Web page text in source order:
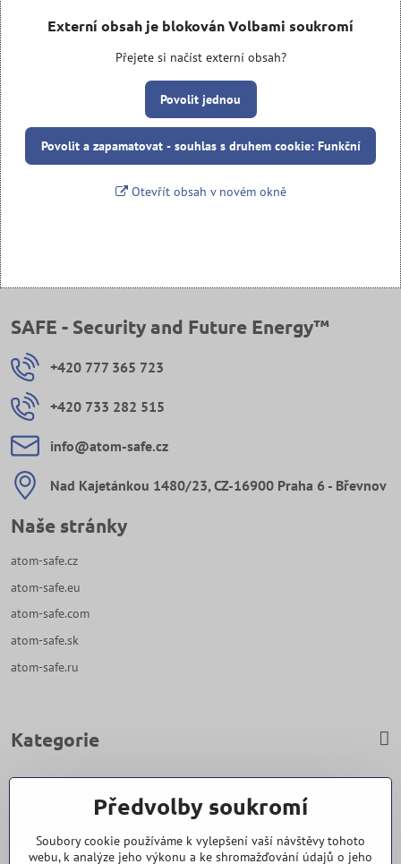
Externí obsah je blokován Volbami soukromí
Přejete si načíst externí obsah?
Povolit jednou
Povolit a zapamatovat - souhlas s druhem cookie: Funkční
Otevřít obsah v novém okně
SAFE - Security and Future Energy™
+420 777 365 723
+420 733 282 515
info​@atom-safe​.cz
Nad Kajetánkou 1480/23, CZ-16900 Praha 6 - Břevnov
Naše stránky
atom-safe.cz
atom-safe.eu
atom-safe.com
atom-safe.sk
atom-safe.ru
Kategorie
Zavoláme Vám zpět
Váš telefon
Předvolby soukromí
Soubory cookie používáme k vylepšení vaší návštěvy tohoto
webu, k analýze jeho výkonu a ke shromažďování údajů o jeho